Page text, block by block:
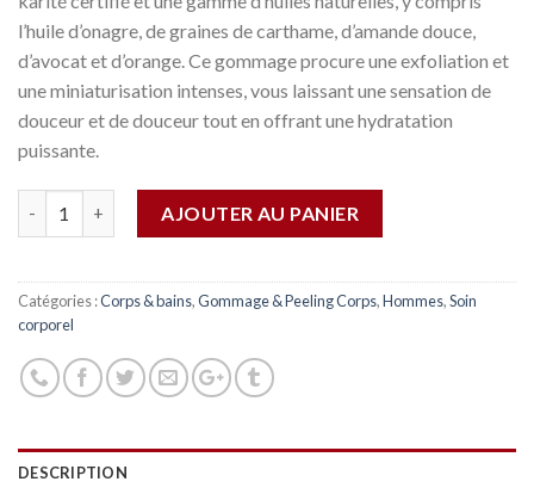
l’huile d’onagre, de graines de carthame, d’amande douce,
d’avocat et d’orange. Ce gommage procure une exfoliation et
une miniaturisation intenses, vous laissant une sensation de
douceur et de douceur tout en offrant une hydratation
puissante.
AJOUTER AU PANIER
Catégories :Corps & bains,Gommage & Peeling Corps,Hommes,Soin
corporel
DESCRIPTION